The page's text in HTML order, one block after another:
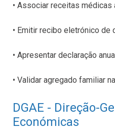
• Associar receitas
• Emitir recibo eletrónico de
• Apresentar declaração
• Validar agregado familiar
DGAE - Direção-
Económicas